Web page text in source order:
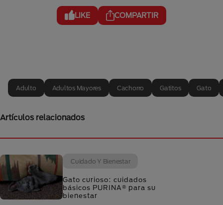
LIKE COMPARTIR
Adulto Adultos Mayores Cachorro Gatitos Gato
Artículos relacionados
Cuidado Y Bienestar
Gato curioso: cuidados
básicos PURINA® para su
bienestar